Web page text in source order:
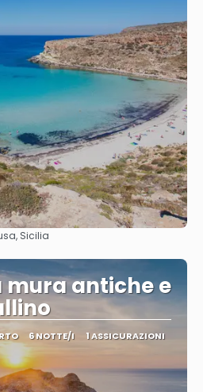
Vedere
Sicilia
antiche e
6 NOTTE/I 1 ASSICURAZIONI